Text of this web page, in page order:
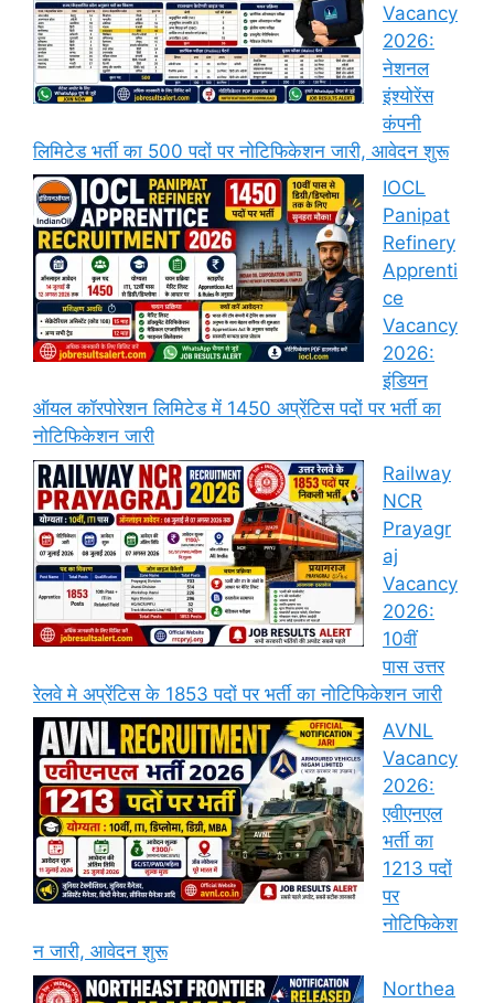
Vacancy
2026:
नेशनल
इंश्योरेंस
कंपनी
लिमिटेड भर्ती का 500 पदों पर नोटिफिकेशन जारी, आवेदन शुरू
IOCL
Panipat
Refinery
Apprenti
ce
Vacancy
2026:
इंडियन
ऑयल कॉरपोरेशन लिमिटेड में 1450 अप्रेंटिस पदों पर भर्ती का
नोटिफिकेशन जारी
Railway
NCR
Prayagr
aj
Vacancy
2026:
10वीं
पास उत्तर
रेलवे मे अप्रेंटिस के 1853 पदों पर भर्ती का नोटिफिकेशन जारी
AVNL
Vacancy
2026:
एवीएनएल
भर्ती का
1213 पदों
पर
नोटिफिकेश
न जारी, आवेदन शुरू
Northea